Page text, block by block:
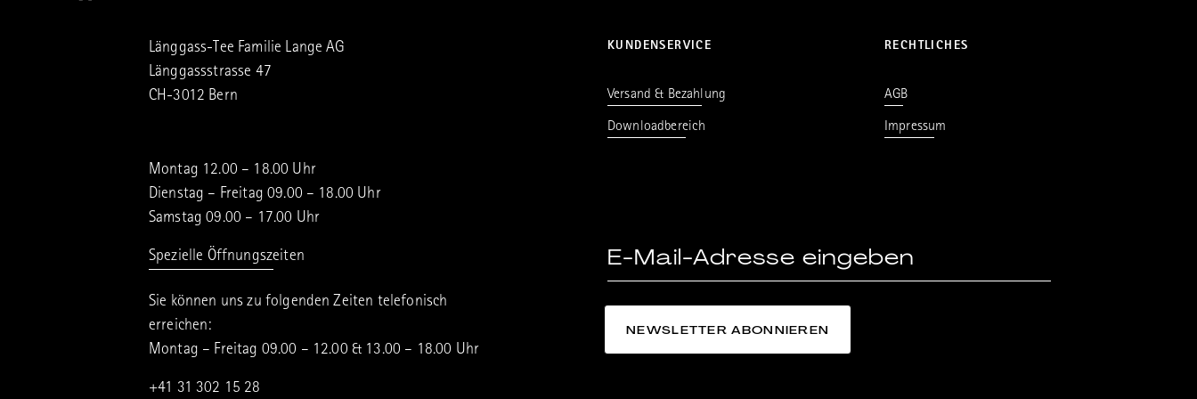
Länggass-Tee Familie Lange AG
Länggassstrasse 47
CH-3012 Bern
Montag 12.00 – 18.00 Uhr
Dienstag – Freitag 09.00 – 18.00 Uhr
Samstag 09.00 – 17.00 Uhr
Spezielle Öffnungszeiten
Sie können uns zu folgenden Zeiten telefonisch
erreichen:
Montag – Freitag 09.00 – 12.00 & 13.00 – 18.00 Uhr
+41 31 302 15 28
KUNDENSERVICE
Versand & Bezahlung
Downloadbereich
RECHTLICHES
AGB
Impressum